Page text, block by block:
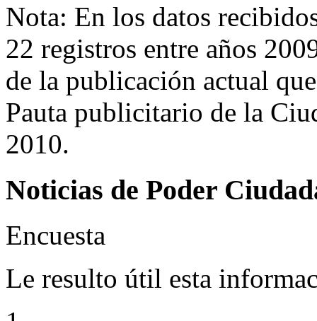
Nota: En los datos
22 registros entre años
de la publicación actual
Pauta publicitario de la
2010.
Noticias de Poder
Encuesta
Le resulto útil esta